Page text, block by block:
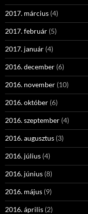
2017. március (4)
2017. február (5)
2017. január (4)
2016. december (6)
2016. november (10)
2016. október (6)
2016. szeptember (4)
2016. augusztus (3)
2016. július (4)
2016. június (8)
2016. május (9)
2016. április (2)